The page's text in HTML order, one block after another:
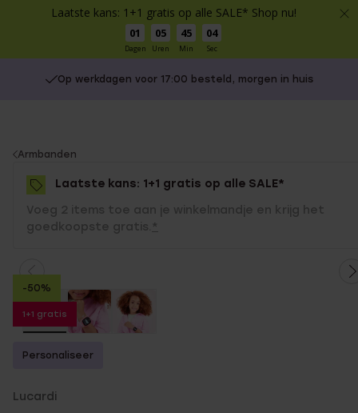
Laatste kans: 1+1 gratis op alle SALE* Shop nu!
01
Dagen
05
Uren
45
Min
04
Sec
Op werkdagen voor 17:00 besteld, morgen in huis
You
are
here:
Armbanden
Laatste kans: 1+1 gratis op alle SALE*
Voeg 2 items toe aan je winkelmandje en krijg het
goedkoopste gratis. *
-50%
1+1 gratis
Personaliseer
Lucardi